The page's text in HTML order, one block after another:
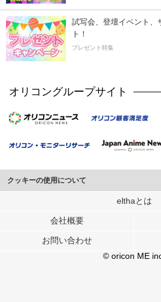
試写会、登壇イベント、
ト！
プレゼント特集
オリコングループサイト
クッキーの使用について
このサイトでは Cookie を使用して、ユーザー
行っています。
メディアや広告配信、データ解析の各パートナ
各パートナーは、この情報とユーザーが各パー
ユーザーが各パートナーのサービスを使用した
elthaとは
会社概要
お問い合わせ
© oricon ME